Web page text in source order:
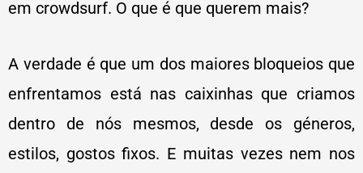
em crowdsurf. O que é que querem mais?
A verdade é que um dos maiores bloqueios que
enfrentamos está nas caixinhas que criamos
dentro de nós mesmos, desde os géneros,
estilos, gostos fixos. E muitas vezes nem nos